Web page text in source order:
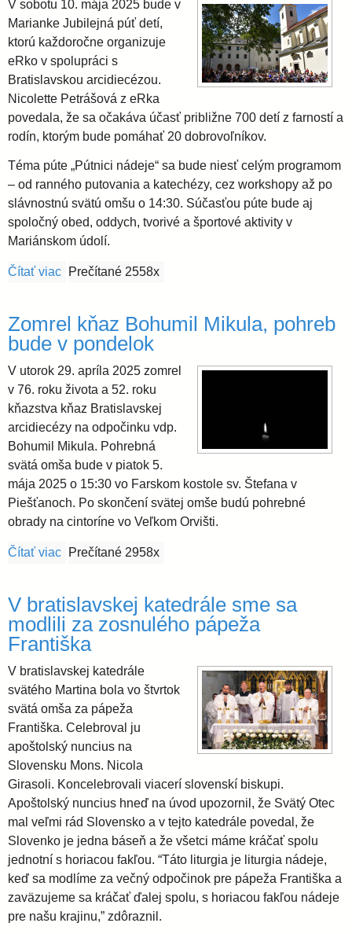
V sobotu 10. mája 2025 bude v
Marianke Jubilejná púť detí,
ktorú každoročne organizuje
eRko v spolupráci s
Bratislavskou arcidiecézou.
Nicolette Petrášová z eRka
povedala, že sa očakáva účasť približne 700 detí z farností a
rodín, ktorým bude pomáhať 20 dobrovoľníkov.
Téma púte „Pútnici nádeje“ sa bude niesť celým programom
– od ranného putovania a katechézy, cez workshopy až po
slávnostnú svätú omšu o 14:30. Súčasťou púte bude aj
spoločný obed, oddych, tvorivé a športové aktivity v
Mariánskom údolí.
Čítať viac o V Marianke bude Jubilejná púť detí
Prečítané 2558x
Zomrel kňaz Bohumil Mikula, pohreb
bude v pondelok
V utorok 29. apríla 2025 zomrel
v 76. roku života a 52. roku
kňazstva kňaz Bratislavskej
arcidiecézy na odpočinku vdp.
Bohumil Mikula. Pohrebná
svätá omša bude v piatok 5.
mája 2025 o 15:30 vo Farskom kostole sv. Štefana v
Piešťanoch. Po skončení svätej omše budú pohrebné
obrady na cintoríne vo Veľkom Orvišti.
Čítať viac o Zomrel kňaz Bohumil Mikula, pohreb bude v
Prečítané 2958x
V bratislavskej katedrále sme sa
modlili za zosnulého pápeža
Františka
V bratislavskej katedrále
svätého Martina bola vo štvrtok
svätá omša za pápeža
Františka. Celebroval ju
apoštolský nuncius na
Slovensku Mons. Nicola
Girasoli. Koncelebrovali viacerí slovenskí biskupi.
Apoštolský nuncius hneď na úvod upozornil, že Svätý Otec
mal veľmi rád Slovensko a v tejto katedrále povedal, že
Slovenko je jedna báseň a že všetci máme kráčať spolu
jednotní s horiacou fakľou. “Táto liturgia je liturgia nádeje,
keď sa modlíme za večný odpočinok pre pápeža Františka a
zaväzujeme sa kráčať ďalej spolu, s horiacou fakľou nádeje
pre našu krajinu,” zdôraznil.